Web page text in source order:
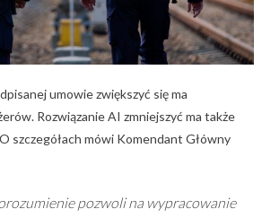
umowie zwiększyć się ma
Rozwiązanie AI zmniejszyć ma także
szczegółach mówi Komendant Główny
pozwoli na wypracowanie